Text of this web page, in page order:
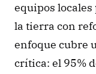
equipos
la tierra con
enfoque cubre
crítica: el 95%